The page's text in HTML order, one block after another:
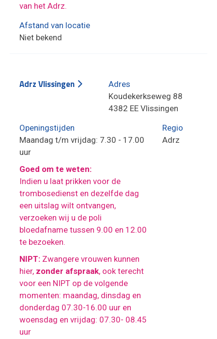
van het Adrz.
Afstand van locatie
Niet bekend
Adrz Vlissingen
Adres
Koudekerkseweg 88
4382 EE Vlissingen
Openingstijden
Maandag t/m vrijdag: 7.30 - 17.00
uur
Goed om te weten:
Indien u laat prikken voor de
trombosedienst en dezelfde dag
een uitslag wilt ontvangen,
verzoeken wij u de poli
bloedafname tussen 9.00 en 12.00
te bezoeken.
NIPT: Zwangere vrouwen kunnen
hier, zonder afspraak, ook terecht
voor een NIPT op de volgende
momenten: maandag, dinsdag en
donderdag 07.30-16.00 uur en
woensdag en vrijdag: 07.30- 08.45
uur
Regio
Adrz